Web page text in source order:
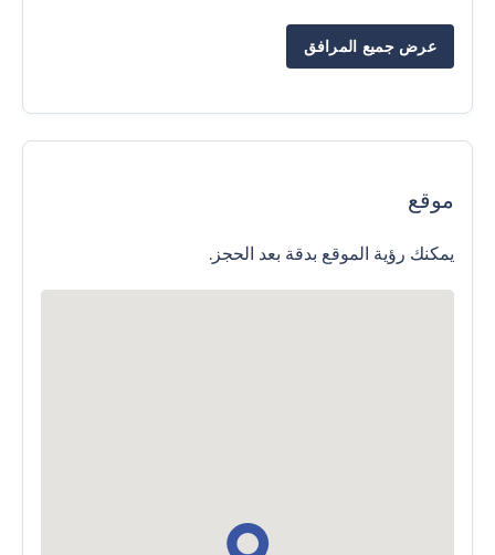
عرض جميع المرافق
موقع
يمكنك رؤية الموقع بدقة بعد الحجز.